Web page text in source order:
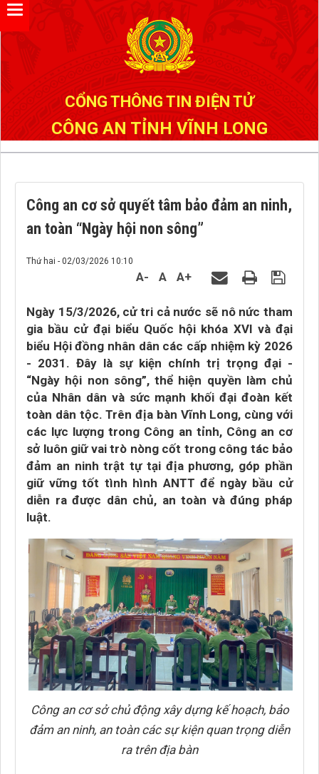
CỔNG THÔNG TIN ĐIỆN TỬ
CÔNG AN TỈNH VĨNH LONG
Công an cơ sở quyết tâm bảo đảm an ninh,
an toàn “Ngày hội non sông”
Thứ hai - 02/03/2026 10:10
A- A A+
Ngày 15/3/2026, cử tri cả nước sẽ nô nức tham
gia bầu cử đại biểu Quốc hội khóa XVI và đại
biểu Hội đồng nhân dân các cấp nhiệm kỳ 2026
- 2031. Đây là sự kiện chính trị trọng đại -
“Ngày hội non sông”, thể hiện quyền làm chủ
của Nhân dân và sức mạnh khối đại đoàn kết
toàn dân tộc. Trên địa bàn Vĩnh Long, cùng với
các lực lượng trong Công an tỉnh, Công an cơ
sở luôn giữ vai trò nòng cốt trong công tác bảo
đảm an ninh trật tự tại địa phương, góp phần
giữ vững tốt tình hình ANTT để ngày bầu cử
diễn ra được dân chủ, an toàn và đúng pháp
luật.
Công an cơ sở chủ động xây dựng kế hoạch, bảo
đảm an ninh, an toàn các sự kiện quan trọng diễn
ra trên địa bàn